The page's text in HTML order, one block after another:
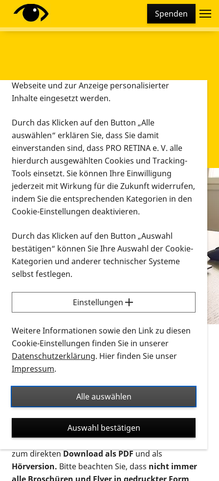
Spenden
Infomaterial
Infomaterial
Vorlesen
Alle Infomaterialien in verschiedenen
Formaten an einem Ort
Sie möchten wissen, wie Sie nach Infonmaterial
suchen und dieses bestellen bzw. herunterladen
können? Schauen Sie sich dieErklärvideos zum
Thema Infomaterial auf der PRO RETINA-Website
für blinde und sehbehinderte Menschen an.
Auf dieser Seite finden Sie sämtliches Infomaterial
Ort. Nutzen Sie den Formatfilter, um ausschließlich
nach Flyern und Broschüren, Audios oder Videos zu
suchen. Die meisten Flyer und Broschüren werden in
verschiedenen Formaten angeboten: zur
postalischen Bestellung als gedruckte Variante
zum direktenDownload als PDFund als
Hörversion. Bitte beachten Sie, dass nicht immer
Diese Webseite setzt verschiedene Cookies und
Tracking-Tools ein. Dies beinhaltet Cookies und
Webseite und zur Anzeige personalisierter
Inhalte eingesetzt werden.
Durch das Klicken auf den Button „Alle
auswählen“ erklären Sie, dass Sie damit
einverstanden sind, dass PRO RETINA e. V. alle
hierdurch ausgewählten Cookies und Tracking-
Tools einsetzt. Sie können Ihre Einwilligung
jederzeit mit Wirkung für die Zukunft widerrufen,
indem Sie die entsprechenden Kategorien in den
Cookie-Einstellungen deaktivieren.
Durch das Klicken auf den Button „Auswahl
bestätigen“ können Sie Ihre Auswahl der Cookie-
Kategorien und anderer technischer Systeme
selbst festlegen.
Einstellungen
Weitere Informationen sowie den Link zu diesen
Cookie-Einstellungen finden Sie in unserer
Datenschutzerklärung. Hier finden Sie unser
Impressum.
Alle auswählen
Auswahl bestätigen